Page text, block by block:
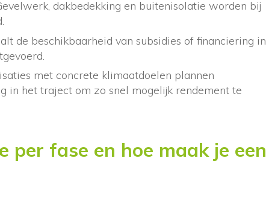
dakbedekking en buitenisolatie worden bij
de beschikbaarheid van subsidies of financiering in
met concrete klimaatdoelen plannen
in het traject om zo snel mogelijk rendement te
per fase en hoe maak je een